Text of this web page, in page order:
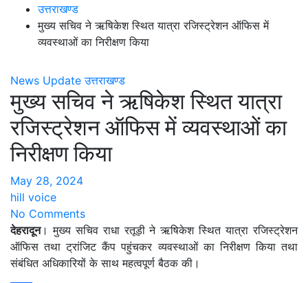
उत्तराखण्ड
मुख्य सचिव ने ऋषिकेश स्थित यात्रा रजिस्ट्रेशन ऑफिस में
व्यवस्थाओं का निरीक्षण किया
News Update उत्तराखण्ड
मुख्य सचिव ने ऋषिकेश स्थित यात्रा
रजिस्ट्रेशन ऑफिस में व्यवस्थाओं का
निरीक्षण किया
May 28, 2024
hill voice
No Comments
देहरादून। मुख्य सचिव राधा रतूड़ी ने ऋषिकेश स्थित यात्रा रजिस्ट्रेशन
ऑफिस तथा ट्रांजिट कैंप पहुंचकर व्यवस्थाओं का निरीक्षण किया तथा
संबंधित अधिकारियों के साथ महत्वपूर्ण बैठक की।